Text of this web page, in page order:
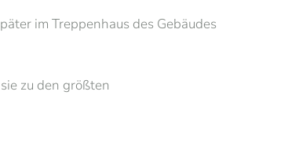
im Treppenhaus des Gebäudes
zu den größten